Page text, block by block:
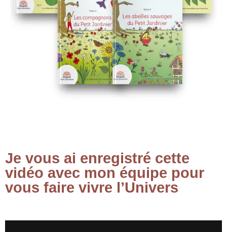
Je vous ai enregistré cette
vidéo avec mon équipe pour
vous faire vivre l’Univers